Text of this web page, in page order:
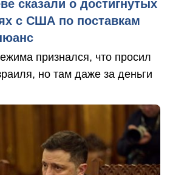
сказали о достигнутых
с США по поставкам
признался, что просил
но там даже за деньги